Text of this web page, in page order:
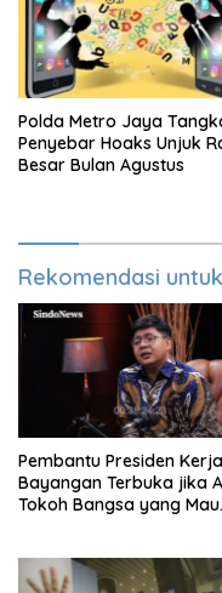
Polda Metro Jaya
Penyebar Hoaks Unjuk
Besar Bulan Agustus
Rekomendasi
Pembantu Presiden Kerja
Bayangan Terbuka jika
Tokoh Bangsa yang Mau